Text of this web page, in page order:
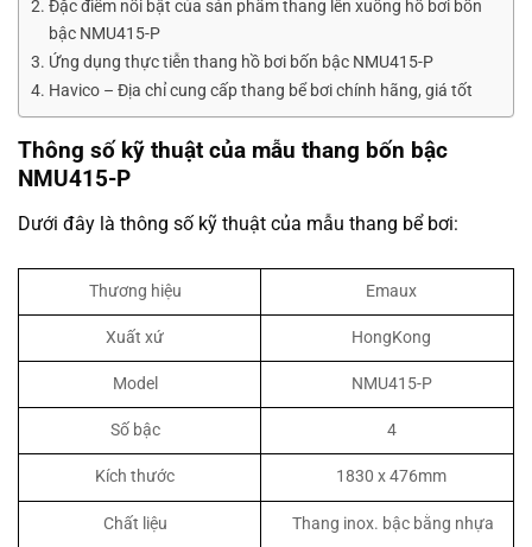
Đặc điểm nổi bật của sản phẩm thang lên xuống hồ bơi bốn
bậc NMU415-P
Ứng dụng thực tiễn thang hồ bơi bốn bậc NMU415-P
Havico – Địa chỉ cung cấp thang bể bơi chính hãng, giá tốt
Thông số kỹ thuật của mẫu thang bốn bậc
NMU415-P
Dưới đây là thông số kỹ thuật của mẫu thang bể bơi:
Thương hiệu Emaux
Xuất xứ HongKong
Model NMU415-P
Số bậc 4
Kích thước 1830 x 476mm
Chất liệu Thang inox. bậc bằng nhựa